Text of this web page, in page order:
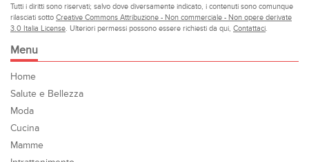
Tutti i diritti sono riservati; salvo dove diversamente indicato, i contenuti sono comunque
rilasciati sotto Creative Commons Attribuzione - Non commerciale - Non opere derivate
3.0 Italia License. Ulteriori permessi possono essere richiesti da qui, Contattaci.
Menu
Home
Salute e Bellezza
Moda
Cucina
Mamme